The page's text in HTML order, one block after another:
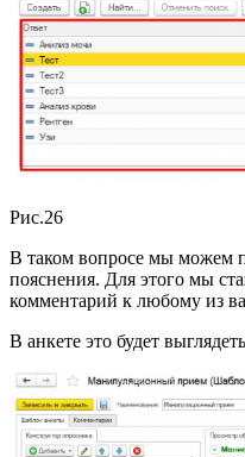
Рис.26
В таком вопросе мы можем
пояснения. Для этого мы
комментарий к любому из
В анкете это будет